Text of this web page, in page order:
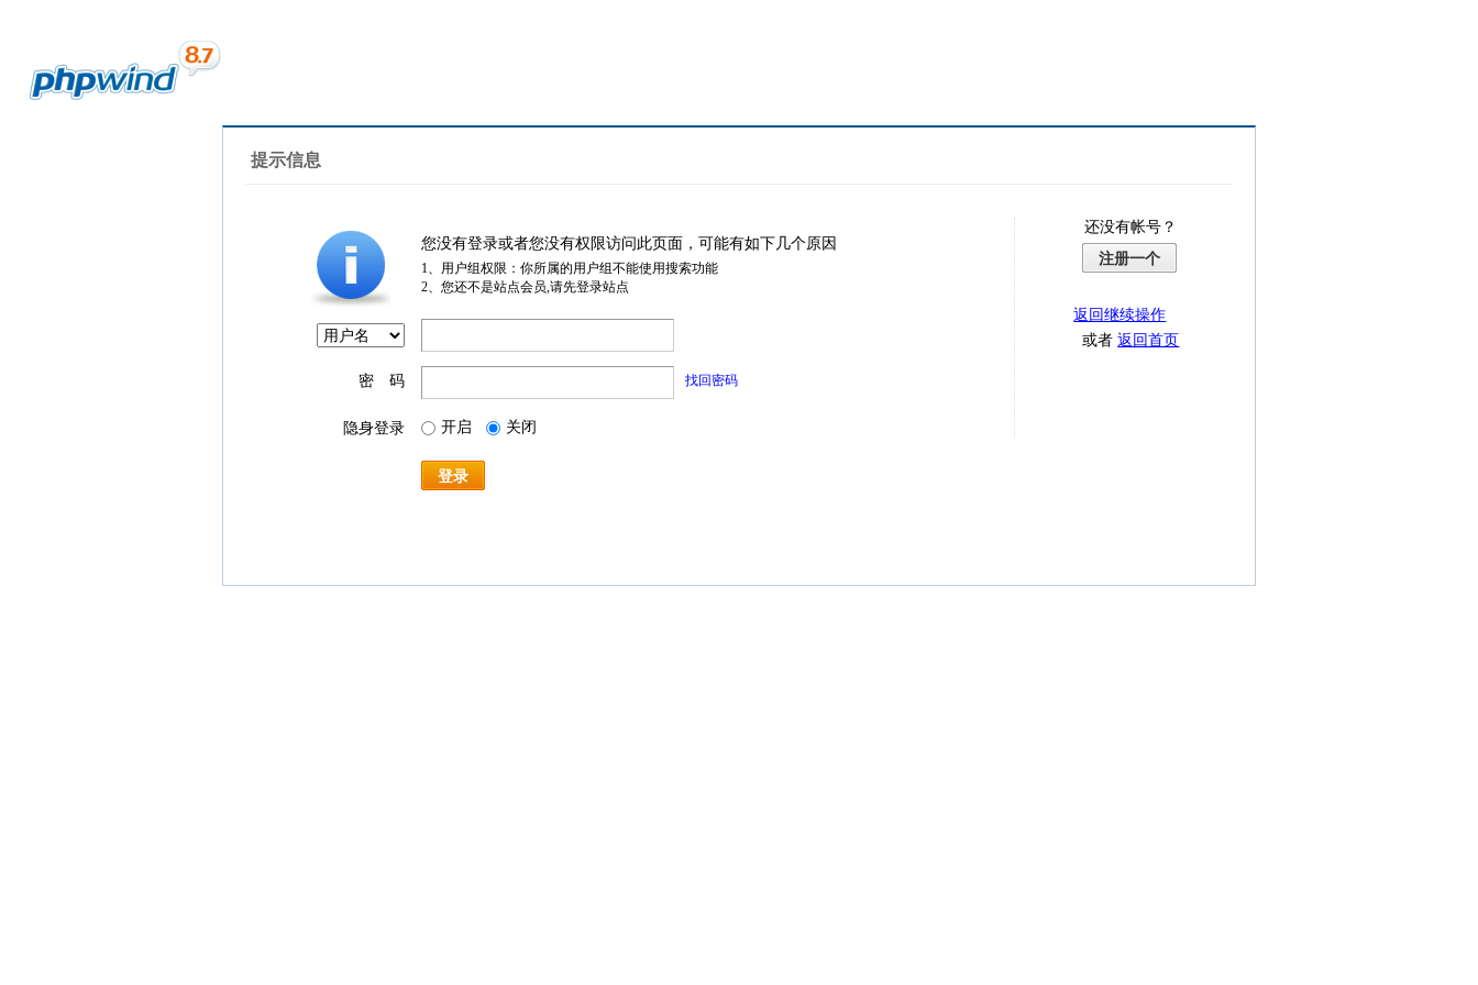
提示信息
您没有登录或者您没有权限访问此页面，可能有如下几个原因
1、用户组权限：你所属的用户组不能使用搜索功能
2、您还不是站点会员,请先登录站点
密 码 找回密码
隐身登录 开启 关闭
登录
还没有帐号？
注册一个
返回继续操作
或者返回首页